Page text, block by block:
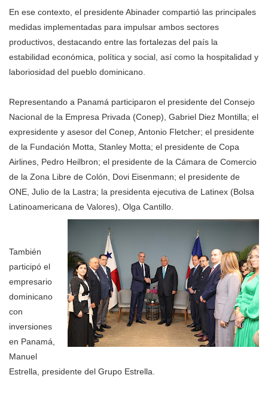
En ese contexto, el presidente Abinader compartió las principales
medidas implementadas para impulsar ambos sectores
productivos, destacando entre las fortalezas del país la
estabilidad económica, política y social, así como la hospitalidad y
laboriosidad del pueblo dominicano.
Representando a Panamá participaron el presidente del Consejo
Nacional de la Empresa Privada (Conep), Gabriel Diez Montilla; el
expresidente y asesor del Conep, Antonio Fletcher; el presidente
de la Fundación Motta, Stanley Motta; el presidente de Copa
Airlines, Pedro Heilbron; el presidente de la Cámara de Comercio
de la Zona Libre de Colón, Dovi Eisenmann; el presidente de
ONE, Julio de la Lastra; la presidenta ejecutiva de Latinex (Bolsa
Latinoamericana de Valores), Olga Cantillo.
También
participó el
empresario
dominicano
con
inversiones
en Panamá,
Manuel
Estrella, presidente del Grupo Estrella.